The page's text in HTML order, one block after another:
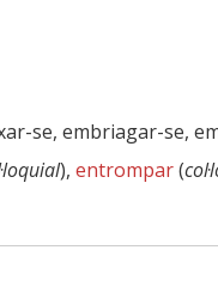
se, embriagar-se,
), entrompar(